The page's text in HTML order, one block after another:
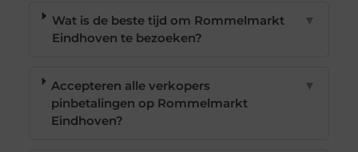
Wat is de beste tijd om Rommelmarkt
Eindhoven te bezoeken?
▼
Accepteren alle verkopers
pinbetalingen op Rommelmarkt
Eindhoven?
▼